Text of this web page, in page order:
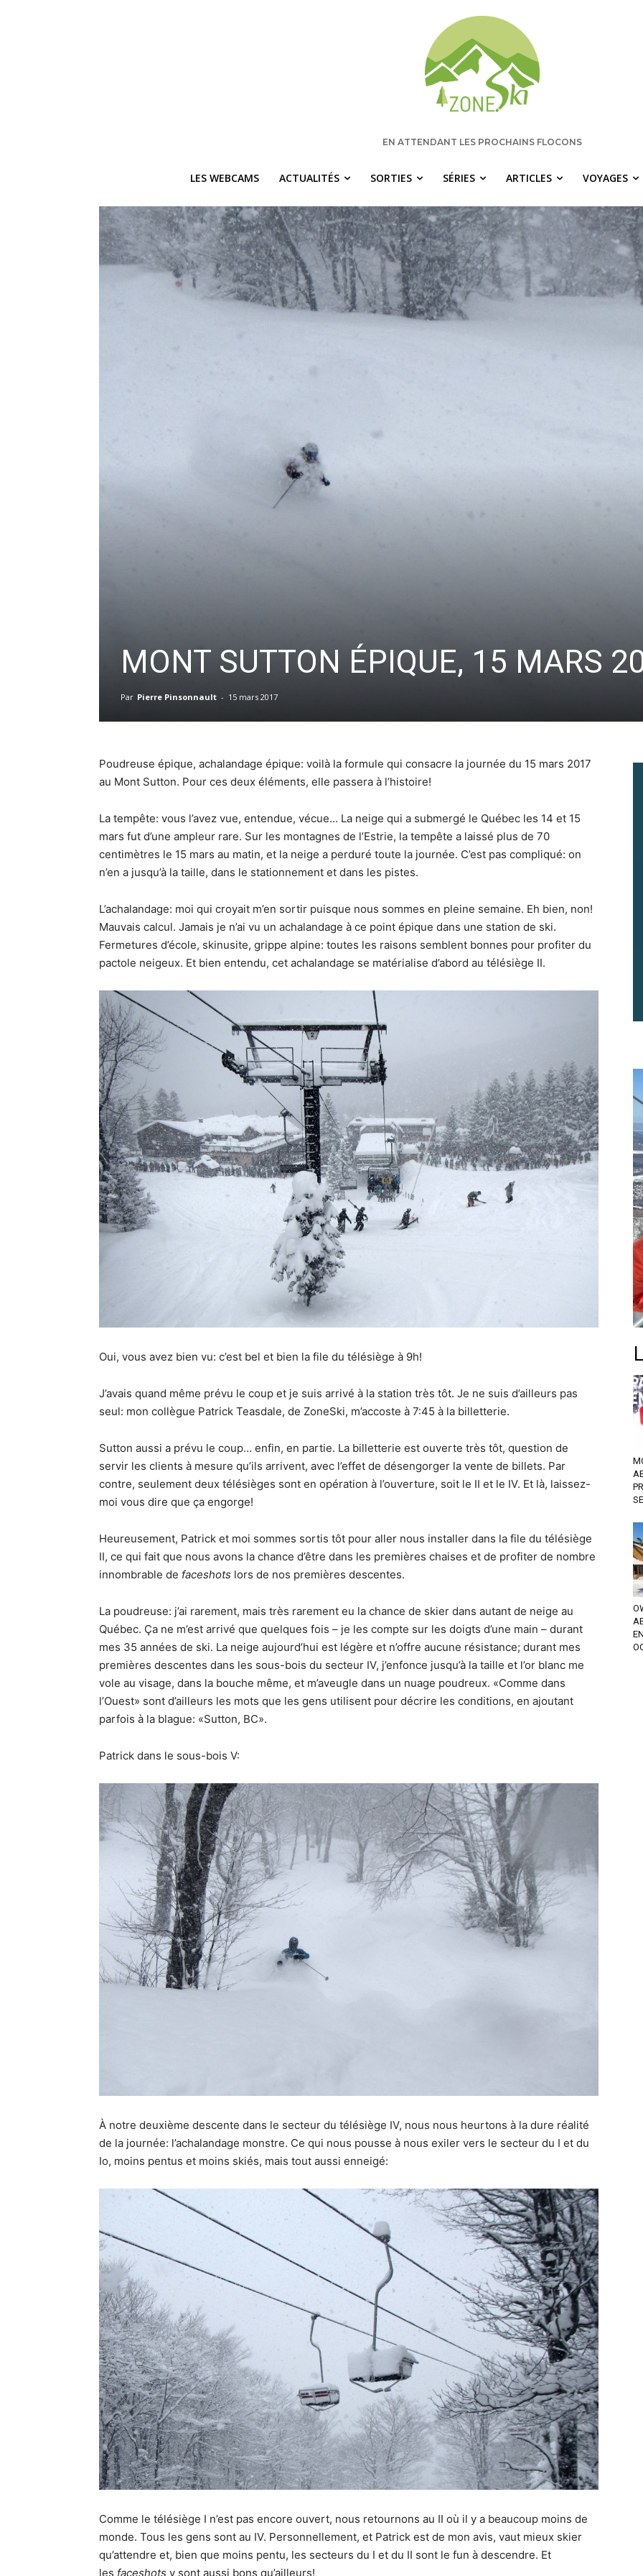
EN ATTENDANT LES PROCHAINS FLOCONS
LES WEBCAMS ACTUALITÉS SORTIES SÉRIES ARTICLES VOYAGES
MONT SUTTON ÉPIQUE, 15 MARS
Par Pierre Pinsonnault - 15 mars 2017
Poudreuse épique, achalandage épique: voilà la formule qui consacre la journée du 15 mars 2017
au Mont Sutton. Pour ces deux éléments, elle passera à l’histoire!
La tempête: vous l’avez vue, entendue, vécue… La neige qui a submergé le Québec les 14 et 15
mars fut d’une ampleur rare. Sur les montagnes de l’Estrie, la tempête a laissé plus de 70
centimètres le 15 mars au matin, et la neige a perduré toute la journée. C’est pas compliqué: on
n’en a jusqu’à la taille, dans le stationnement et dans les pistes.
L’achalandage: moi qui croyait m’en sortir puisque nous sommes en pleine semaine. Eh bien, non!
Mauvais calcul. Jamais je n’ai vu un achalandage à ce point épique dans une station de ski.
Fermetures d’école, skinusite, grippe alpine: toutes les raisons semblent bonnes pour profiter du
pactole neigeux. Et bien entendu, cet achalandage se matérialise d’abord au télésiège II.
Oui, vous avez bien vu: c’est bel et bien la file du télésiège à 9h!
J’avais quand même prévu le coup et je suis arrivé à la station très tôt. Je ne suis d’ailleurs pas
seul: mon collègue Patrick Teasdale, de ZoneSki, m’accoste à 7:45 à la billetterie.
Sutton aussi a prévu le coup… enfin, en partie. La billetterie est ouverte très tôt, question de
servir les clients à mesure qu’ils arrivent, avec l’effet de désengorger la vente de billets. Par
contre, seulement deux télésièges sont en opération à l’ouverture, soit le II et le IV. Et là, laissez-
moi vous dire que ça engorge!
Heureusement, Patrick et moi sommes sortis tôt pour aller nous installer dans la file du télésiège
II, ce qui fait que nous avons la chance d’être dans les premières chaises et de profiter de nombre
innombrable de faceshots lors de nos premières descentes.
La poudreuse: j’ai rarement, mais très rarement eu la chance de skier dans autant de neige au
Québec. Ça ne m’est arrivé que quelques fois – je les compte sur les doigts d’une main – durant
mes 35 années de ski. La neige aujourd’hui est légère et n’offre aucune résistance; durant mes
premières descentes dans les sous-bois du secteur IV, j’enfonce jusqu’à la taille et l’or blanc me
vole au visage, dans la bouche même, et m’aveugle dans un nuage poudreux. «Comme dans
l’Ouest» sont d’ailleurs les mots que les gens utilisent pour décrire les conditions, en ajoutant
parfois à la blague: «Sutton, BC».
Patrick dans le sous-bois V:
À notre deuxième descente dans le secteur du télésiège IV, nous nous heurtons à la dure réalité
de la journée: l’achalandage monstre. Ce qui nous pousse à nous exiler vers le secteur du I et du
Io, moins pentus et moins skiés, mais tout aussi enneigé:
Comme le télésiège I n’est pas encore ouvert, nous retournons au II où il y a beaucoup moins de
monde. Tous les gens sont au IV. Personnellement, et Patrick est de mon avis, vaut mieux skier
qu’attendre et, bien que moins pentu, les secteurs du I et du II sont le fun à descendre. Et
les faceshots y sont aussi bons qu’ailleurs!